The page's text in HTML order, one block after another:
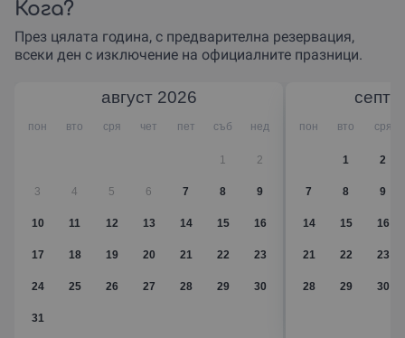
и ресторанта на Вила Синтика.
Кога?
През цялата година, с предварителна резервация,
всеки ден с изключение на официалните празници.
август 2026
пон вто сря чет пет съб нед
1 2
3 4 5 6 7 8 9
10 11 12 13 14 15 16
17 18 19 20 21 22 23
24 25 26 27 28 29 30
31
пон вто сря
1 2
7 8 9
14 15 16
21 22 23
28 29 30